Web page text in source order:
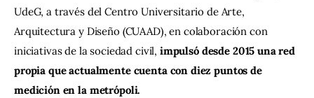
UdeG, a través del Centro Universitario de Arte,
Arquitectura y Diseño (CUAAD), en colaboración con
iniciativas de la sociedad civil, impulsó desde 2015 una red
propia que actualmente cuenta con diez puntos de
medición en la metrópoli.